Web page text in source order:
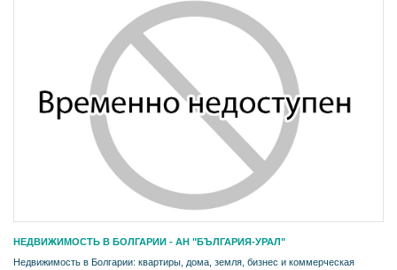
НЕДВИЖИМОСТЬ В БОЛГАРИИ - АН "БЪЛГАРИЯ-УРАЛ"
Недвижимость в Болгарии: квартиры, дома, земля, бизнес и коммерческая